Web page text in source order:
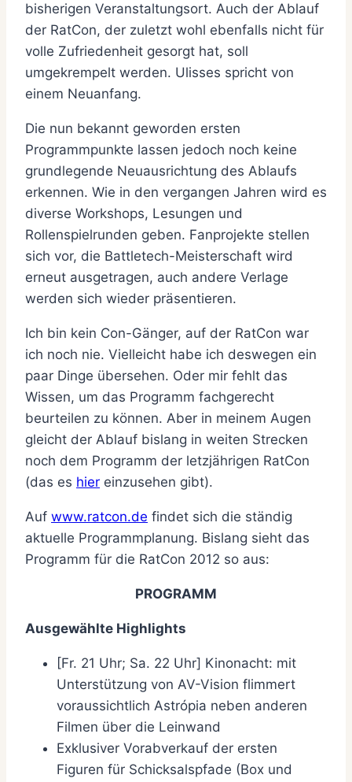
bisherigen Veranstaltungsort. Auch der Ablauf
der RatCon, der zuletzt wohl ebenfalls nicht für
volle Zufriedenheit gesorgt hat, soll
umgekrempelt werden. Ulisses spricht von
einem Neuanfang.
Die nun bekannt geworden ersten
Programmpunkte lassen jedoch noch keine
grundlegende Neuausrichtung des Ablaufs
erkennen. Wie in den vergangen Jahren wird es
diverse Workshops, Lesungen und
Rollenspielrunden geben. Fanprojekte stellen
sich vor, die Battletech-Meisterschaft wird
erneut ausgetragen, auch andere Verlage
werden sich wieder präsentieren.
Ich bin kein Con-Gänger, auf der RatCon war
ich noch nie. Vielleicht habe ich deswegen ein
paar Dinge übersehen. Oder mir fehlt das
Wissen, um das Programm fachgerecht
beurteilen zu können. Aber in meinem Augen
gleicht der Ablauf bislang in weiten Strecken
noch dem Programm der letzjährigen RatCon
(das es hier einzusehen gibt).
Auf www.ratcon.de findet sich die ständig
aktuelle Programmplanung. Bislang sieht das
Programm für die RatCon 2012 so aus:
PROGRAMM
Ausgewählte Highlights
[Fr. 21 Uhr; Sa. 22 Uhr] Kinonacht: mit
Unterstützung von AV-Vision flimmert
voraussichtlich Astrópia neben anderen
Filmen über die Leinwand
Exklusiver Vorabverkauf der ersten
Figuren für Schicksalspfade (Box und